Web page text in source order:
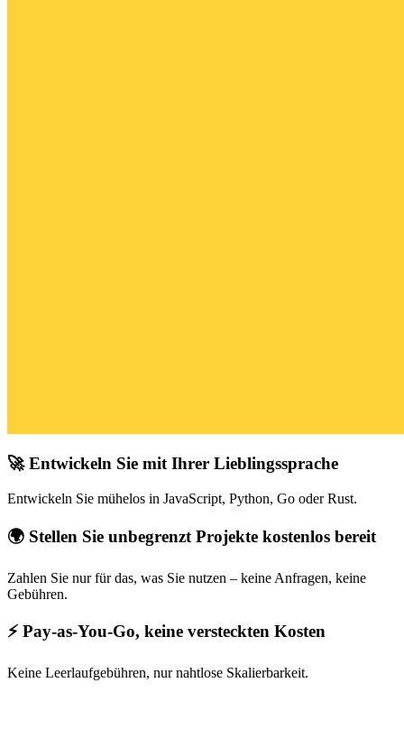
🚀 Entwickeln Sie mit Ihrer Lieblingssprache
Entwickeln Sie mühelos in JavaScript, Python, Go oder Rust.
🌍 Stellen Sie unbegrenzt Projekte kostenlos bereit
Zahlen Sie nur für das, was Sie nutzen – keine Anfragen, keine
Gebühren.
⚡ Pay-as-You-Go, keine versteckten Kosten
Keine Leerlaufgebühren, nur nahtlose Skalierbarkeit.